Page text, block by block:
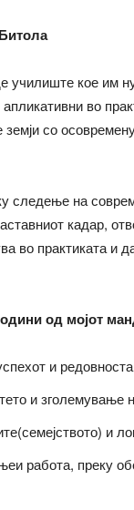
училиште кое им
во
земји со
следење на
кадар,
во практиката и
од мојот
и
и зголемување
и
работа, преку